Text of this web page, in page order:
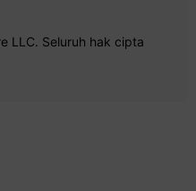
LLC. Seluruh hak cipta